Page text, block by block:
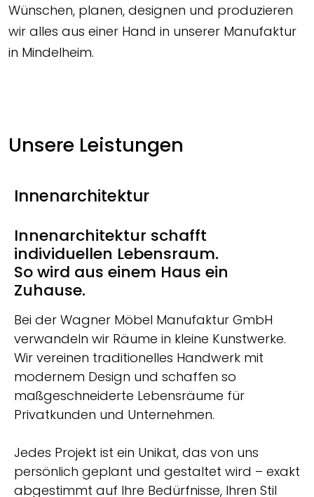
Wünschen, planen, designen und produzieren
wir alles aus einer Hand in unserer Manufaktur
in Mindelheim.
Unsere Leistungen
Innenarchitektur
Innenarchitektur schafft
individuellen Lebensraum.
So wird aus einem Haus ein
Zuhause.
Bei der Wagner Möbel Manufaktur GmbH
verwandeln wir Räume in kleine Kunstwerke.
Wir vereinen traditionelles Handwerk mit
modernem Design und schaffen so
maßgeschneiderte Lebensräume für
Privatkunden und Unternehmen.
Jedes Projekt ist ein Unikat, das von uns
persönlich geplant und gestaltet wird – exakt
abgestimmt auf Ihre Bedürfnisse, Ihren Stil